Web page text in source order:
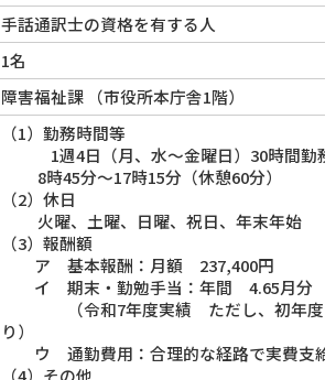
手話通訳士の資格を有する人
1名
障害福祉課 （市役所本庁舎1階）
（1）勤務時間等
1週4日（月、水～金曜日）30時間勤務
8時45分～17時15分（休憩60分）
（2）休日
火曜、土曜、日曜、祝日、年末年始
（3）報酬額
ア 基本報酬：月額 237,400円
イ 期末・勤勉手当：年間 4.65月分
（令和7年度実績 ただし、初年度は
り）
ウ 通勤費用：合理的な経路で実費支給
（4）その他